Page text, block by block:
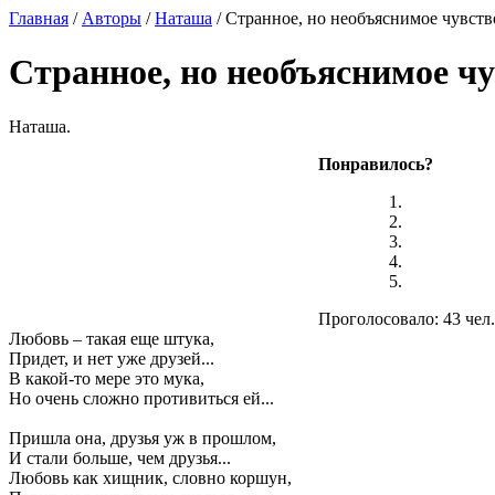
Главная / Авторы /Наташа / Странное, но необъяснимое
Странное, но необъяснимое
Наташа.
Понравилось?
Проголосовало: 43 чел.
Любовь – такая еще штука,
Придет, и нет уже друзей...
В какой-то мере это мука,
Но очень сложно противиться ей...
Пришла она, друзья уж в прошлом,
И стали больше, чем друзья...
Любовь как хищник, словно коршун,